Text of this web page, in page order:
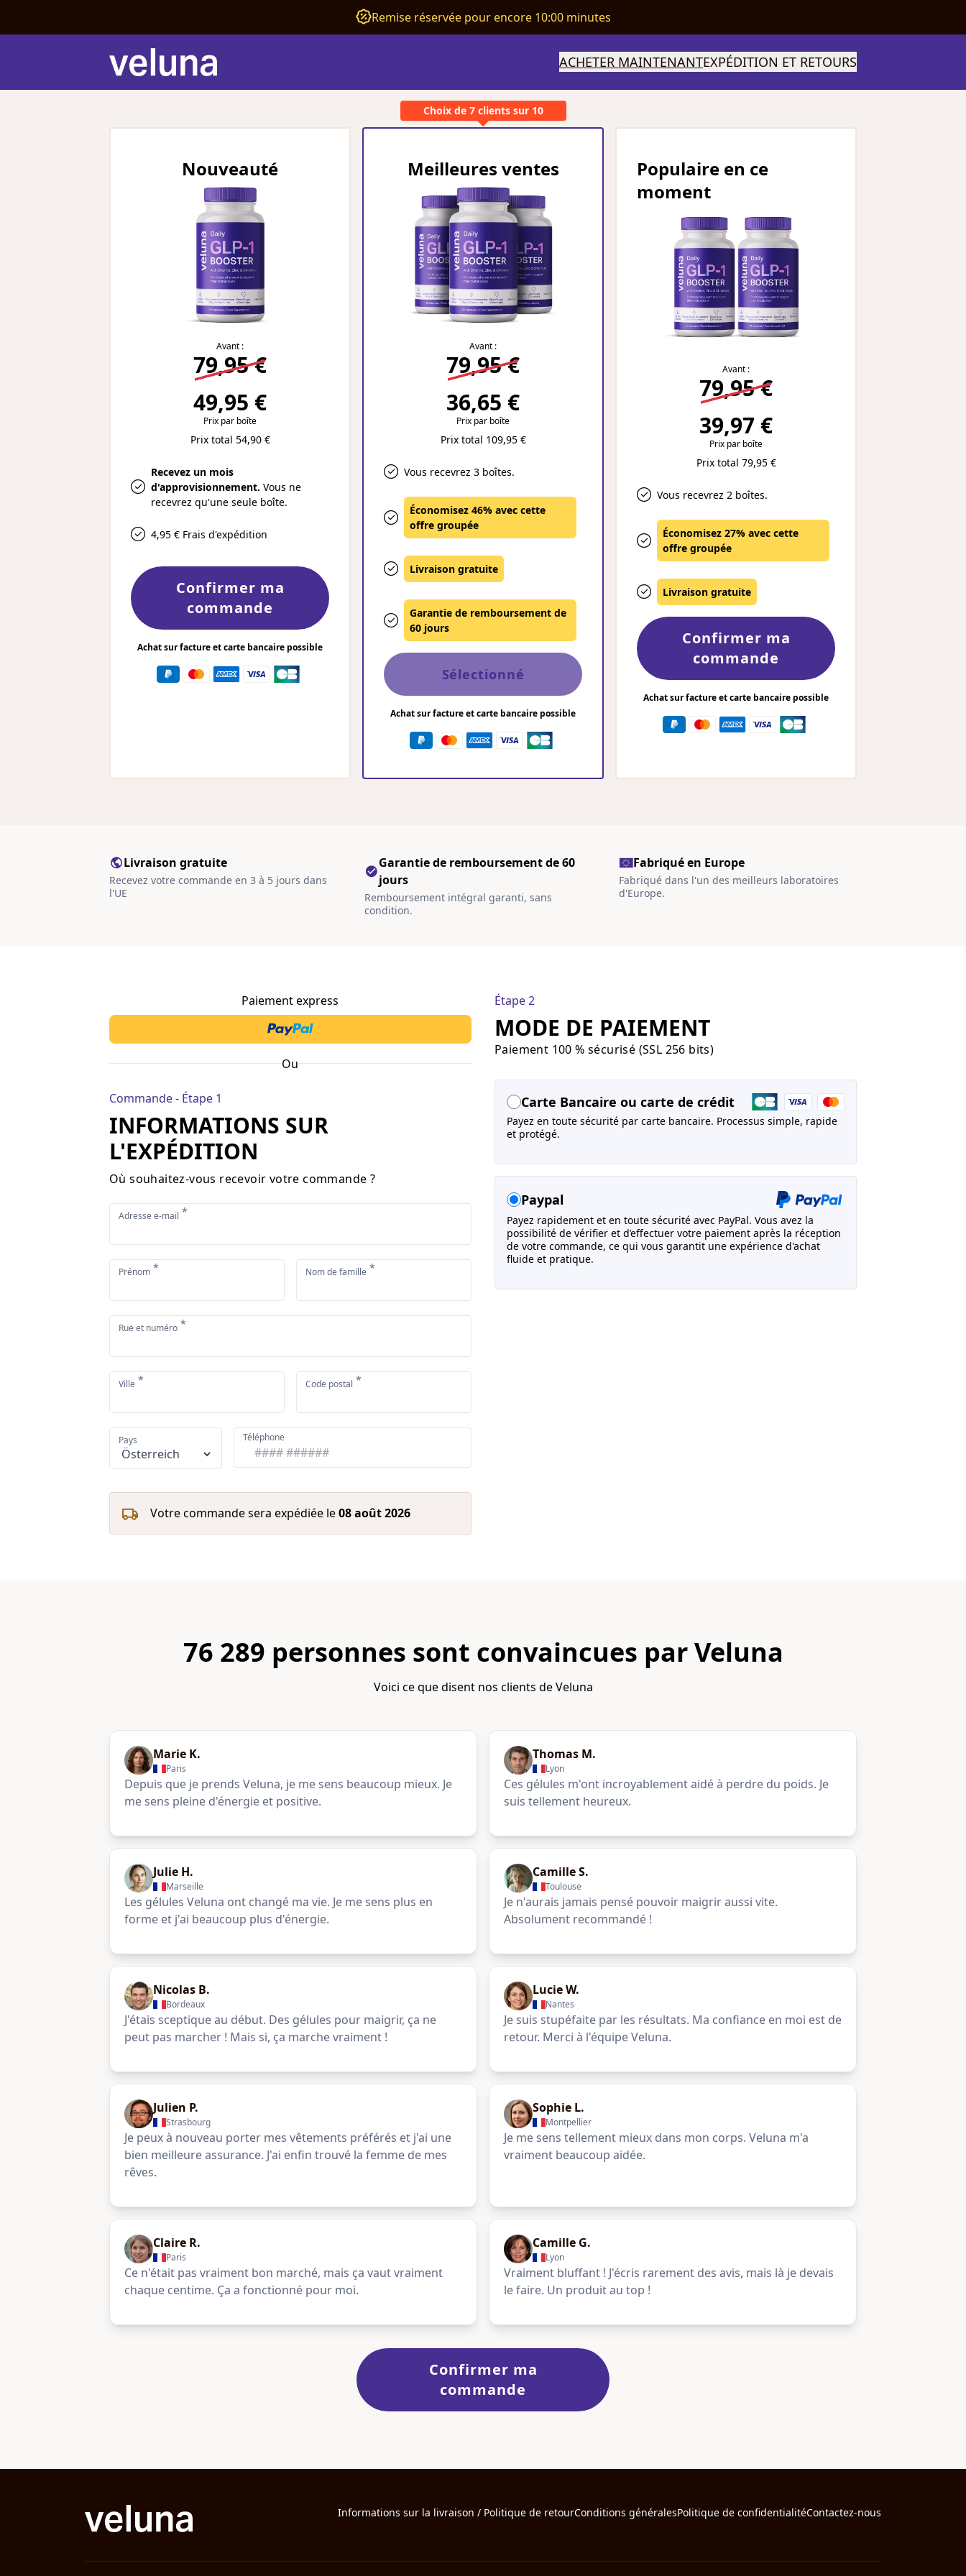
Remise réservée pour encore 10:00 minutes
ACHETER MAINTENANTEXPÉDITION ET RETOURS
Choix de 7 clients sur 10
Nouveauté
Avant :
79,95 €
49,95 €
Prix par boîte
Prix total 54,90 €
Recevez un mois
d'approvisionnement. Vous ne
recevrez qu'une seule boîte.
4,95 € Frais d'expédition
Confirmer ma
commande
Achat sur facture et carte bancaire possible
Meilleures ventes
Avant :
79,95 €
36,65 €
Prix par boîte
Prix total 109,95 €
Vous recevrez 3 boîtes.
Économisez 46% avec cette
offre groupée
Livraison gratuite
Garantie de remboursement de
60 jours
Sélectionné
Achat sur facture et carte bancaire possible
Populaire en ce
moment
Avant :
79,95 €
39,97 €
Prix par boîte
Prix total 79,95 €
Vous recevrez 2 boîtes.
Économisez 27% avec cette
offre groupée
Livraison gratuite
Confirmer ma
commande
Achat sur facture et carte bancaire possible
Livraison gratuite
Recevez votre commande en 3 à 5 jours dans
l'UE
Garantie de remboursement de 60
jours
Remboursement intégral garanti, sans
condition.
Fabriqué en Europe
Fabriqué dans l'un des meilleurs laboratoires
d'Europe.
Paiement express
Ou
Commande - Étape 1
INFORMATIONS SUR
L'EXPÉDITION
Où souhaitez-vous recevoir votre commande ?
Adresse e-mail *
Prénom * Nom de famille *
Rue et numéro *
Ville * Code postal *
Pays Téléphone
Votre commande sera expédiée le08 août 2026
Étape 2
MODE DE PAIEMENT
Paiement 100 % sécurisé (SSL 256 bits)
Carte Bancaire ou carte de crédit
Payez en toute sécurité par carte bancaire. Processus simple, rapide
et protégé.
Paypal
Payez rapidement et en toute sécurité avec PayPal. Vous avez la
possibilité de vérifier et d’effectuer votre paiement après la réception
de votre commande, ce qui vous garantit une expérience d'achat
fluide et pratique.
76 289 personnes sont convaincues par Veluna
Voici ce que disent nos clients de Veluna
Marie K.
Paris
Depuis que je prends Veluna, je me sens beaucoup mieux. Je
me sens pleine d'énergie et positive.
Thomas M.
Lyon
Ces gélules m'ont incroyablement aidé à perdre du poids. Je
suis tellement heureux.
Julie H.
Marseille
Les gélules Veluna ont changé ma vie. Je me sens plus en
forme et j'ai beaucoup plus d'énergie.
Camille S.
Toulouse
Je n'aurais jamais pensé pouvoir maigrir aussi vite.
Absolument recommandé !
Nicolas B.
Bordeaux
J'étais sceptique au début. Des gélules pour maigrir, ça ne
peut pas marcher ! Mais si, ça marche vraiment !
Lucie W.
Nantes
Je suis stupéfaite par les résultats. Ma confiance en moi est de
retour. Merci à l'équipe Veluna.
Julien P.
Strasbourg
Je peux à nouveau porter mes vêtements préférés et j'ai une
bien meilleure assurance. J'ai enfin trouvé la femme de mes
rêves.
Sophie L.
Montpellier
Je me sens tellement mieux dans mon corps. Veluna m'a
vraiment beaucoup aidée.
Claire R.
Paris
Ce n'était pas vraiment bon marché, mais ça vaut vraiment
chaque centime. Ça a fonctionné pour moi.
Camille G.
Lyon
Vraiment bluffant ! J'écris rarement des avis, mais là je devais
le faire. Un produit au top !
Confirmer ma
commande
Informations sur la livraison / Politique de retourConditions généralesPolitique de confidentialitéContactez-nous